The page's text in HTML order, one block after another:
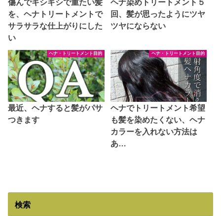
傷んでギシギシで重たい髪
を、ヘナトリートメントで
サラサラな仕上がりにした
い
ヘナ染めトリートメント５
回、髪が思ったようにツヤ
ツヤにならない
ヘナ・トリートメント目的
最近、ヘナすると髪がパサ
つきます
ヘナ・トリートメント目的
ヘナでトリートメント希望
も髪を染めたくない、ヘナ
カラーを入れない方法は
あ…
検索